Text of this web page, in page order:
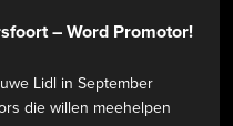
– Word Promotor!
Lidl in September
die willen meehelpen